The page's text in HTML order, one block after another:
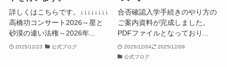
詳しくはこちらです。↓↓↓↓↓↓↓↓
高橋功コンサート2026～星と
砂漠の違い法権～2026年...
2025/12/23 公式ブログ
合否確認入学手続きのやり方の
ご案内資料が完成しました。
PDFファイルとなっており...
2025/12/04
2025/12/09
公式ブログ